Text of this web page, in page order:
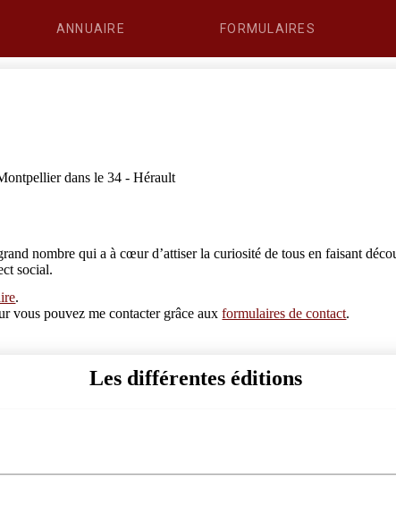
ANNUAIRE FORMULAIRES
dans le 34 - Hérault
nombre qui a à cœur d’attiser la curiosité de tous en faisant
social.
.
vous pouvez me contacter grâce auxformulaires de contact.
Les différentes éditions